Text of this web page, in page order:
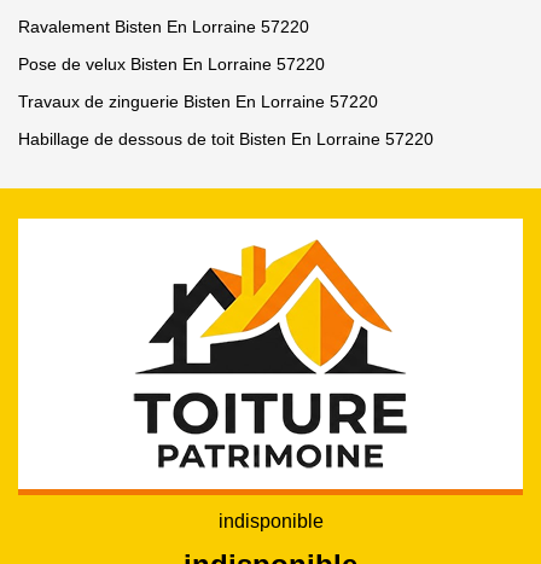
Ravalement Bisten En Lorraine 57220
Pose de velux Bisten En Lorraine 57220
Travaux de zinguerie Bisten En Lorraine 57220
Habillage de dessous de toit Bisten En Lorraine 57220
indisponible